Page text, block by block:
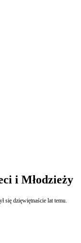
i Młodzieży
się dzięwiętnaście lat temu.